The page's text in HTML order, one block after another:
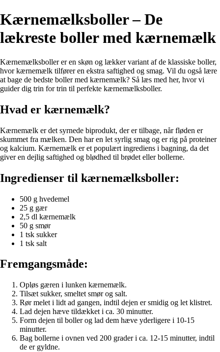
Kærnemælksboller – De
lækreste boller med kærnemælk
Kærnemælksboller er en skøn og lækker variant af de klassiske boller,
hvor kærnemælk tilfører en ekstra saftighed og smag. Vil du også lære
at bage de bedste boller med kærnemælk? Så læs med her, hvor vi
guider dig trin for trin til perfekte kærnemælksboller.
Hvad er kærnemælk?
Kærnemælk er det syrnede biprodukt, der er tilbage, når fløden er
skummet fra mælken. Den har en let syrlig smag og er rig på proteiner
og kalcium. Kærnemælk er et populært ingrediens i bagning, da det
giver en dejlig saftighed og blødhed til brødet eller bollerne.
Ingredienser til kærnemælksboller:
500 g hvedemel
25 g gær
2,5 dl kærnemælk
50 g smør
1 tsk sukker
1 tsk salt
Fremgangsmåde:
Opløs gæren i lunken kærnemælk.
Tilsæt sukker, smeltet smør og salt.
Rør melet i lidt ad gangen, indtil dejen er smidig og let klistret.
Lad dejen hæve tildækket i ca. 30 minutter.
Form dejen til boller og lad dem hæve yderligere i 10-15
minutter.
Bag bollerne i ovnen ved 200 grader i ca. 12-15 minutter, indtil
de er gyldne.